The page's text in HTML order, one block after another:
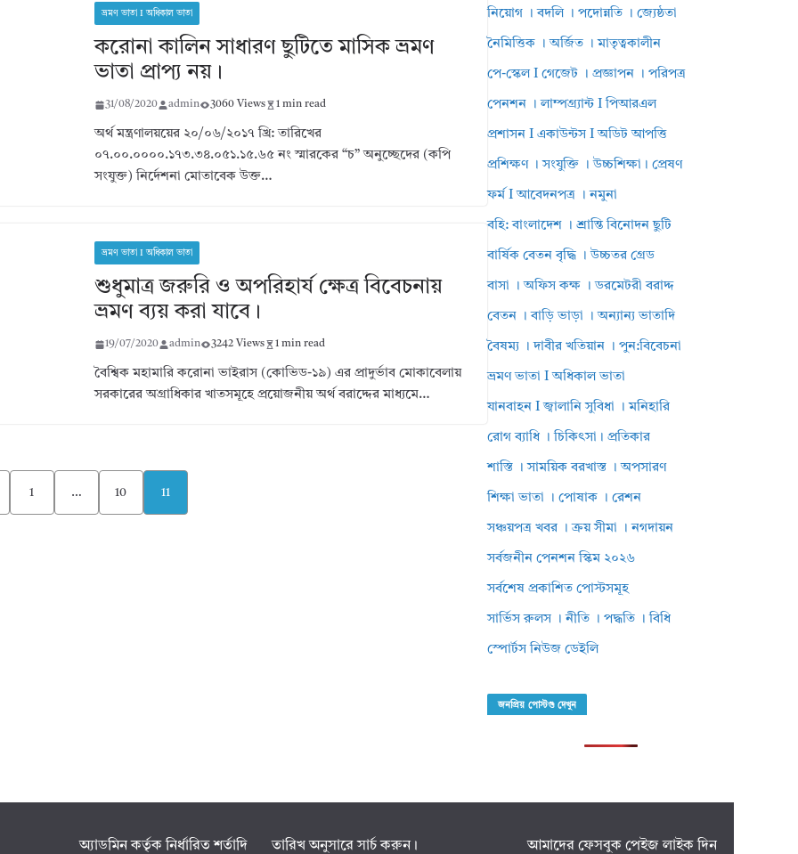
ভ্রমণ ভাতা I অধিকাল ভাতা
করোনা কালিন সাধারণ ছুটিতে মাসিক ভ্রমণ
ভাতা প্রাপ্য নয়।
31/08/2020 admin 3060 Views 1 min read
অর্থ মন্ত্রণালয়য়ের ২০/০৬/২০১৭ খ্রি: তারিখের
০৭.০০.০০০০.১৭৩.৩৪.০৫১.১৫.৬৫ নং স্মারকের “চ” অনুচ্ছেদের (কপি
সংযুক্ত) নির্দেশনা মোতাবেক উক্ত…
ভ্রমণ ভাতা I অধিকাল ভাতা
শুধুমাত্র জরুরি ও অপরিহার্য ক্ষেত্র বিবেচনায়
ভ্রমণ ব্যয় করা যাবে।
19/07/2020 admin 3242 Views 1 min read
বৈশ্বিক মহামারি করোনা ভাইরাস (কোভিড-১৯) এর প্রাদুর্ভাব মোকাবেলায়
সরকারের অগ্রাধিকার খাতসমূহে প্রয়োজনীয় অর্থ বরাদ্দের মাধ্যমে…
1 … 10 11
নিয়োগ । বদলি । পদোন্নতি । জ্যেষ্ঠতা
নৈমিত্তিক । অর্জিত । মাতৃত্বকালীন
পে-স্কেল I গেজেট । প্রজ্ঞাপন । পরিপত্র
পেনশন । লাম্পগ্র্যান্ট I পিআরএল
প্রশাসন I একাউন্টস I অডিট আপত্তি
প্রশিক্ষণ । সংযুক্তি । উচ্চশিক্ষা। প্রেষণ
ফর্ম I আবেদনপত্র । নমুনা
বহি: বাংলাদেশ । শ্রান্তি বিনোদন ছুটি
বার্ষিক বেতন বৃদ্ধি । উচ্চতর গ্রেড
বাসা । অফিস কক্ষ । ডরমেটরী বরাদ্দ
বেতন । বাড়ি ভাড়া । অন্যান্য ভাতাদি
বৈষম্য । দাবীর খতিয়ান । পুন:বিবেচনা
ভ্রমণ ভাতা I অধিকাল ভাতা
যানবাহন I জ্বালানি সুবিধা । মনিহারি
রোগ ব্যাধি । চিকিৎসা। প্রতিকার
শাস্তি । সাময়িক বরখাস্ত । অপসারণ
শিক্ষা ভাতা । পোষাক । রেশন
সঞ্চয়পত্র খবর । ক্রয় সীমা । নগদায়ন
সর্বজনীন পেনশন স্কিম ২০২৬
সর্বশেষ প্রকাশিত পোস্টসমূহ
সার্ভিস রুলস । নীতি । পদ্ধতি । বিধি
স্পোর্টস নিউজ ডেইলি
জনপ্রিয় পোস্টগু দেখুন
অ্যাডমিন কর্তৃক নির্ধারিত শর্তাদি তারিখ অনুসারে সার্চ করুন। আমাদের ফেসবুক পেইজ লাইক দিন